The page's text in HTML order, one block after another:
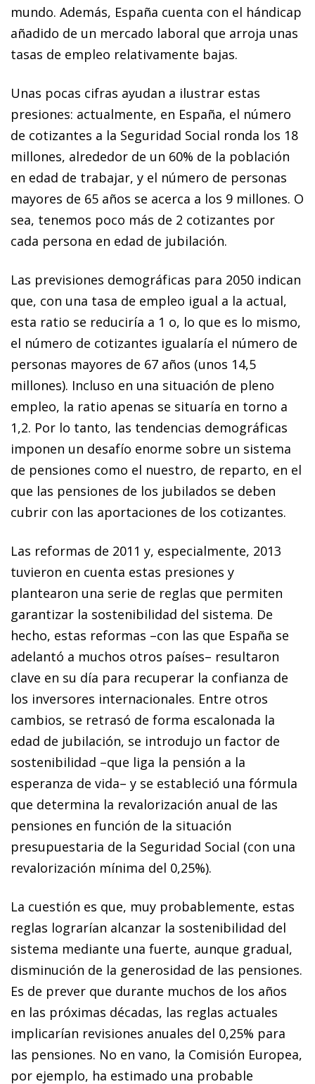
mundo. Además, España cuenta con el hándicap
añadido de un mercado laboral que arroja unas
tasas de empleo relativamente bajas.
Unas pocas cifras ayudan a ilustrar estas
presiones: actualmente, en España, el número
de cotizantes a la Seguridad Social ronda los 18
millones, alrededor de un 60% de la población
en edad de trabajar, y el número de personas
mayores de 65 años se acerca a los 9 millones. O
sea, tenemos poco más de 2 cotizantes por
cada persona en edad de jubilación.
Las previsiones demográficas para 2050 indican
que, con una tasa de empleo igual a la actual,
esta ratio se reduciría a 1 o, lo que es lo mismo,
el número de cotizantes igualaría el número de
personas mayores de 67 años (unos 14,5
millones). Incluso en una situación de pleno
empleo, la ratio apenas se situaría en torno a
1,2. Por lo tanto, las tendencias demográficas
imponen un desafío enorme sobre un sistema
de pensiones como el nuestro, de reparto, en el
que las pensiones de los jubilados se deben
cubrir con las aportaciones de los cotizantes.
Las reformas de 2011 y, especialmente, 2013
tuvieron en cuenta estas presiones y
plantearon una serie de reglas que permiten
garantizar la sostenibilidad del sistema. De
hecho, estas reformas –con las que España se
adelantó a muchos otros países– resultaron
clave en su día para recuperar la confianza de
los inversores internacionales. Entre otros
cambios, se retrasó de forma escalonada la
edad de jubilación, se introdujo un factor de
sostenibilidad –que liga la pensión a la
esperanza de vida– y se estableció una fórmula
que determina la revalorización anual de las
pensiones en función de la situación
presupuestaria de la Seguridad Social (con una
revalorización mínima del 0,25%).
La cuestión es que, muy probablemente, estas
reglas lograrían alcanzar la sostenibilidad del
sistema mediante una fuerte, aunque gradual,
disminución de la generosidad de las pensiones.
Es de prever que durante muchos de los años
en las próximas décadas, las reglas actuales
implicarían revisiones anuales del 0,25% para
las pensiones. No en vano, la Comisión Europea,
por ejemplo, ha estimado una probable